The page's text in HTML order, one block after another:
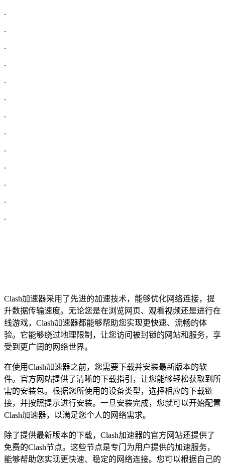
.
.
.
.
.
.
.
.
.
.
.
.
.
Clash加速器采用了先进的加速技术，能够优化网络连接，提
升数据传输速度。无论您是在浏览网页、观看视频还是进行在
线游戏，Clash加速器都能够帮助您实现更快速、流畅的体
验。它能够绕过地理限制，让您访问被封锁的网站和服务，享
受到更广阔的网络世界。
在使用Clash加速器之前，您需要下载并安装最新版本的软
件。官方网站提供了清晰的下载指引，让您能够轻松获取到所
需的安装包。根据您所使用的设备类型，选择相应的下载链
接，并按照提示进行安装。一旦安装完成，您就可以开始配置
Clash加速器，以满足您个人的网络需求。
除了提供最新版本的下载，Clash加速器的官方网站还提供了
免费的Clash节点。这些节点是专门为用户提供的加速服务，
能够帮助您实现更快速、稳定的网络连接。您可以根据自己的